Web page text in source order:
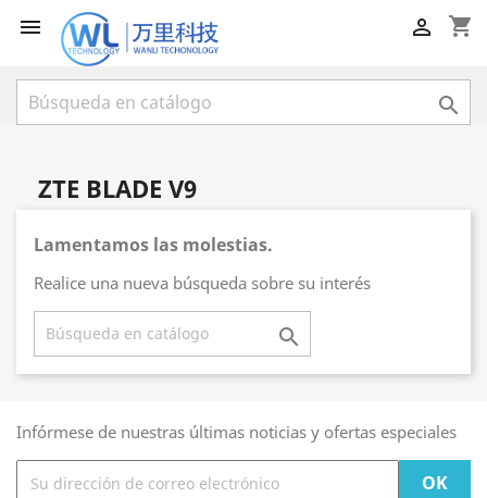
 shopping_cart


ZTE BLADE V9
Lamentamos las molestias.
Realice una nueva búsqueda sobre su interés

Infórmese de nuestras últimas noticias y ofertas especiales